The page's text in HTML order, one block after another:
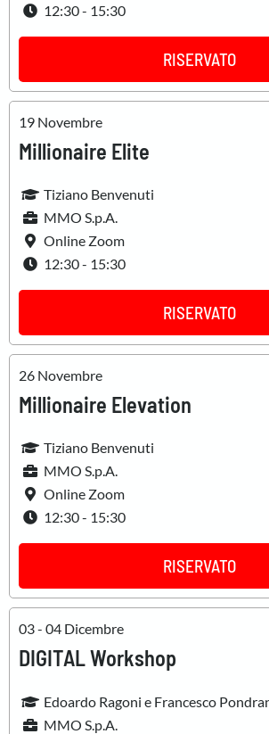
12:30 - 15:30
RISERVATO
19 Novembre
Millionaire Elite
Tiziano Benvenuti
MMO S.p.A.
Online Zoom
12:30 - 15:30
RISERVATO
26 Novembre
Millionaire Elevation
Tiziano Benvenuti
MMO S.p.A.
Online Zoom
12:30 - 15:30
RISERVATO
03 - 04 Dicembre
DIGITAL Workshop
Edoardo Ragoni e Francesco
MMO S.p.A.